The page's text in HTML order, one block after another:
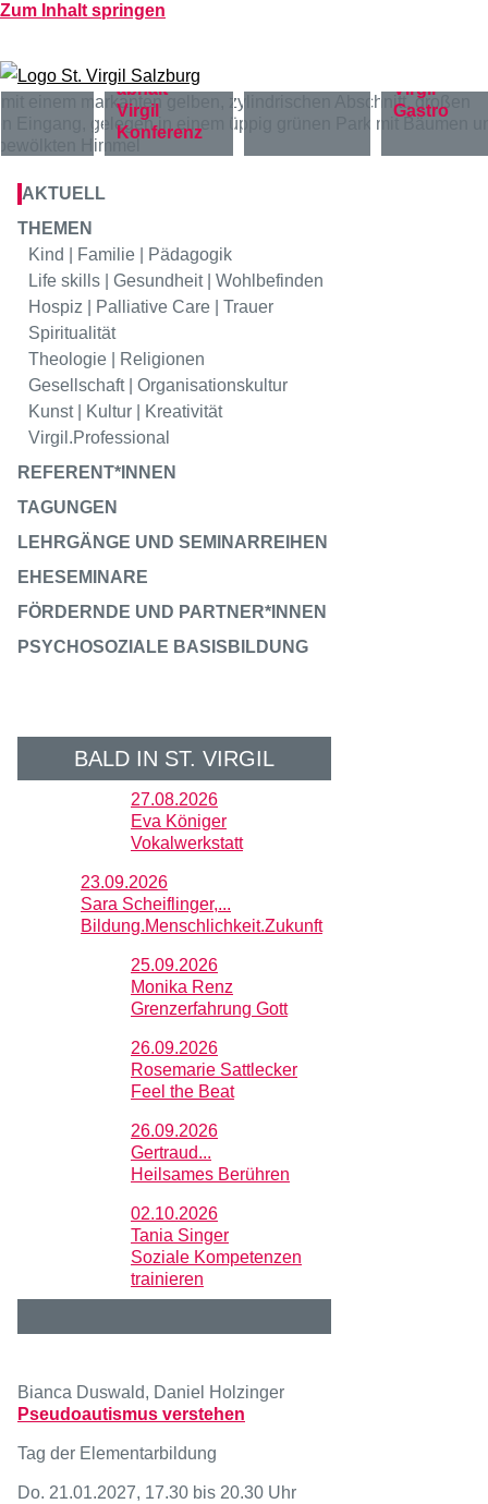
Zum Inhalt springen
Bildung
Virgil
Konferenz
Virgil
Gastro
AKTUELL
THEMEN
Kind | Familie | Pädagogik
Life skills | Gesundheit | Wohlbefinden
Hospiz | Palliative Care | Trauer
Spiritualität
Theologie | Religionen
Gesellschaft | Organisationskultur
Kunst | Kultur | Kreativität
Virgil.Professional
REFERENT*INNEN
TAGUNGEN
LEHRGÄNGE UND SEMINARREIHEN
EHESEMINARE
FÖRDERNDE UND PARTNER*INNEN
PSYCHOSOZIALE BASISBILDUNG
BALD IN ST. VIRGIL
27.08.2026
Eva Königer
Vokalwerkstatt
23.09.2026
Sara Scheiflinger,...
Bildung.Menschlichkeit.Zukunft
25.09.2026
Monika Renz
Grenzerfahrung Gott
26.09.2026
Rosemarie Sattlecker
Feel the Beat
26.09.2026
Gertraud...
Heilsames Berühren
02.10.2026
Tania Singer
Soziale Kompetenzen
trainieren
Bianca Duswald, Daniel Holzinger
Pseudoautismus verstehen
Tag der Elementarbildung
Do. 21.01.2027, 17.30 bis 20.30 Uhr